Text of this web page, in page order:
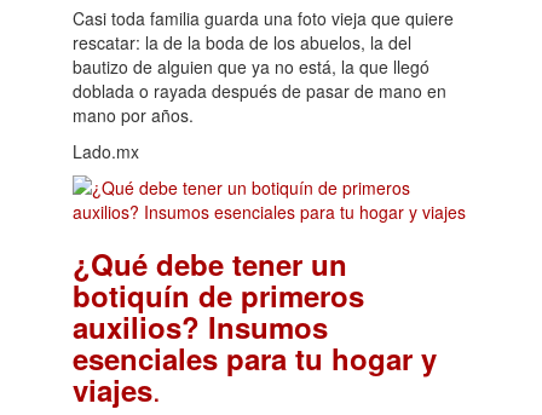
Casi toda familia guarda una foto vieja que quiere
rescatar: la de la boda de los abuelos, la del
bautizo de alguien que ya no está, la que llegó
doblada o rayada después de pasar de mano en
mano por años.
Lado.mx
¿Qué debe tener un
botiquín de primeros
auxilios? Insumos
esenciales para tu hogar y
viajes.